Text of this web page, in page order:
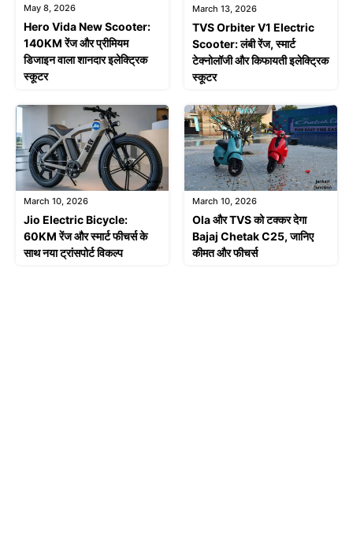
May 8, 2026
Hero Vida New Scooter:
140KM रेंज और प्रीमियम
डिजाइन वाला शानदार इलेक्ट्रिक
स्कूटर
March 13, 2026
TVS Orbiter V1 Electric
Scooter: लंबी रेंज, स्मार्ट
टेक्नोलॉजी और किफायती इलेक्ट्रिक
स्कूटर
March 10, 2026
Jio Electric Bicycle:
60KM रेंज और स्मार्ट फीचर्स के
साथ नया ट्रांसपोर्ट विकल्प
March 10, 2026
Ola और TVS को टक्कर देगा
Bajaj Chetak C25, जानिए
कीमत और फीचर्स